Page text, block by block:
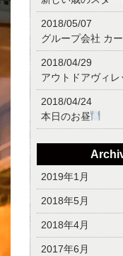
2018/05/07
グループ会社 カ
2018/04/29
アウトドアヴィレ
2018/04/24
本日のお昼
2019年1月
2018年5月
2018年4月
2017年6月